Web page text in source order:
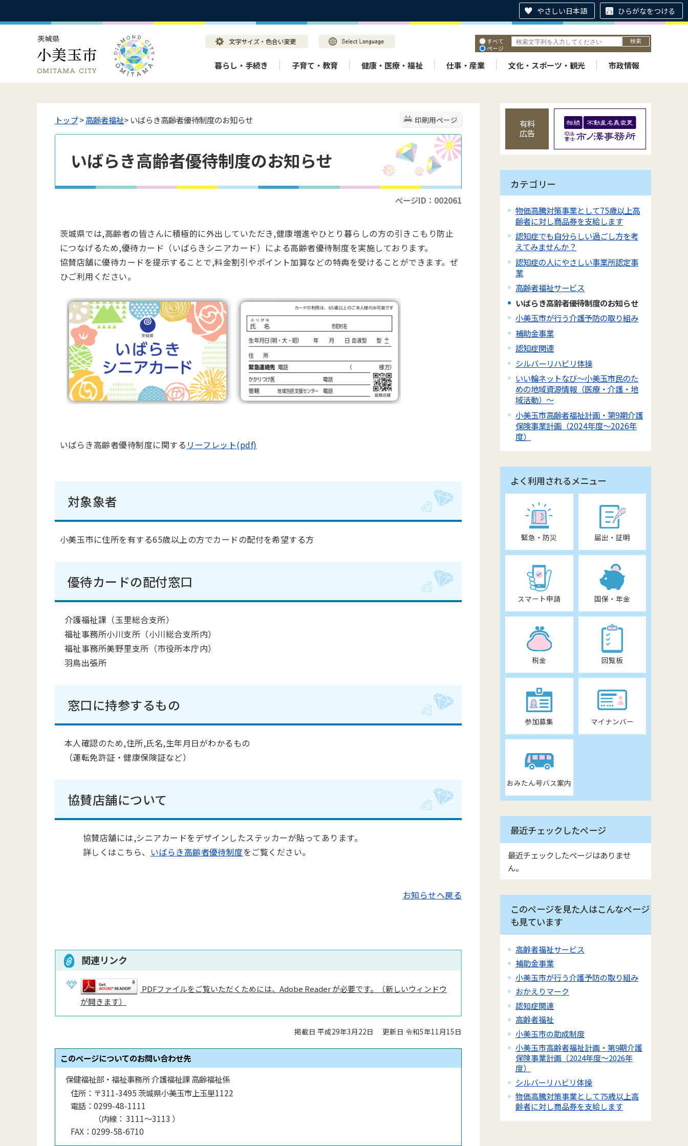
やさしい日本語 ひらがなをつける
すべて
ページ
暮らし・手続き 子育て・教育 健康・医療・福祉 仕事・産業 文化・スポーツ・観光 市政情報
印刷用ページ
トップ>高齢者福祉> いばらき高齢者優待制度のお知らせ
いばらき高齢者優待制度のお知らせ
ページID：002061
茨城県では,高齢者の皆さんに積極的に外出していただき,健康増進やひとり暮らしの方の引きこもり防止
につなげるため,優待カード（いばらきシニアカード）による高齢者優待制度を実施しております。
協賛店舗に優待カードを提示することで,料金割引やポイント加算などの特典を受けることができます。ぜ
ひご利用ください。
いばらき高齢者優待制度に関する リーフレット(pdf)
対象象者
小美玉市に住所を有する65歳以上の方でカードの配付を希望する方
優待カードの配付窓口
介護福祉課（玉里総合支所）
福祉事務所小川支所（小川総合支所内）
福祉事務所美野里支所（市役所本庁内）
羽鳥出張所
窓口に持参するもの
本人確認のため,住所,氏名,生年月日がわかるもの
（運転免許証・健康保険証など）
協賛店舗について
協賛店舗には,シニアカードをデザインしたステッカーが貼ってあります。
詳しくはこちら、 いばらき高齢者優待制度をご覧ください。
お知らせへ戻る
関連リンク
PDFファイルをご覧いただくためには、Adobe Reader が必要です。（新しいウィンドウ
が開きます）
掲載日 平成29年3月22日 更新日 令和5年11月15日
このページについてのお問い合わせ先
保健福祉部・福祉事務所 介護福祉課 高齢福祉係
住所： 〒311-3495 茨城県小美玉市上玉里1122
電話： 0299-48-1111
（内線 ： 3111～3113 ）
FAX： 0299-58-6710
有料
広告
カテゴリー
物価高騰対策事業として75歳以上高
齢者に対し商品券を支給します
認知症でも自分らしい過ごし方を考
えてみませんか？
認知症の人にやさしい事業所認定事
業
高齢者福祉サービス
いばらき高齢者優待制度のお知らせ
小美玉市が行う介護予防の取り組み
補助金事業
認知症関連
シルバーリハビリ体操
いい輪ネットなび～小美玉市民のた
めの地域資源情報（医療・介護・地
域活動）～
小美玉市高齢者福祉計画・第9期介護
保険事業計画（2024年度～2026年
度）
よく利用されるメニュー
緊急・防災 届出・証明
スマート申請 国保・年金
税金 回覧板
参加募集 マイナンバー
おみたん号バス案内
最近チェックしたページ
最近チェックしたページはありませ
ん。
このページを見た人はこんなページ
も見ています
高齢者福祉サービス
補助金事業
小美玉市が行う介護予防の取り組み
おかえりマーク
認知症関連
高齢者福祉
小美玉市の助成制度
小美玉市高齢者福祉計画・第9期介護
保険事業計画（2024年度～2026年
度）
シルバーリハビリ体操
物価高騰対策事業として75歳以上高
齢者に対し商品券を支給します